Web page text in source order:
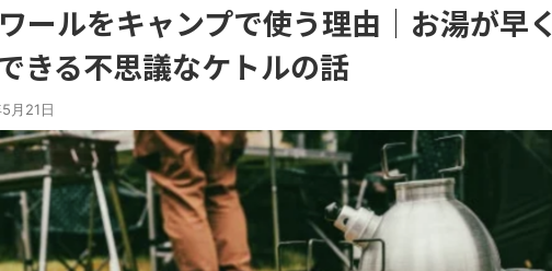
ールをキャンプで使う理由｜お湯が早く
きる不思議なケトルの話
月21日